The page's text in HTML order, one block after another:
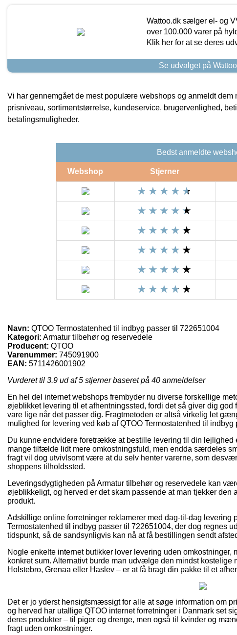
Wattoo.dk sælger el- og
over 100.000 varer på
Klik her for at se deres
Se udvalget på
Vi har gennemgået de mest populære webshops og anmeldt dem
prisniveau, sortimentstørrelse, kundeservice, brugervenlighed,
betalingsmuligheder.
Bedst anmeldte
Webshop Stjerner
Navn: QTOO Termostatenhed til indbyg passer til 722651004
Kategori: Armatur tilbehør og reservedele
Producent: QTOO
Varenummer: 745091900
EAN: 5711426001902
Vurderet til 3.9 ud af 5 stjerner baseret på 40 anmeldelser
En hel del internet webshops frembyder nu diverse forskellige
øjeblikket levering til et afhentningssted, fordi det så giver dig
vare lige når det passer dig. Fragtmetoden er altså virkelig let
mulighed for levering ved køb af QTOO Termostatenhed til indbyg
Du kunne endvidere foretrække at bestille levering til din lejlighed
mange tilfælde lidt mere omkostningsfuld, men endda særdeles
fragt vil dog utvivlsomt være at du selv henter varerne, som
shoppens tilholdssted.
Leveringsdygtigheden på Armatur tilbehør og reservedele kan
øjeblikkeligt, og herved er det skam passende at man tjekker
produkt.
Adskillige online forretninger reklamerer med dag-til-dag levering
Termostatenhed til indbyg passer til 722651004, der dog regnes
tidspunkt, så de sandsynligvis kan nå at få bestillingen sendt
Nogle enkelte internet butikker lover levering uden omkostninger,
konkret sum. Alternativt burde man udvælge den mindst
Holstebro, Grenaa eller Haslev – er at få bragt din pakke til et
Det er jo yderst hensigtsmæssigt for alle at søge information om
og herved har utallige QTOO internet forretninger i Danmark set
deres produkter – til piger og drenge, men også til kvinder og
fragt uden omkostninger.